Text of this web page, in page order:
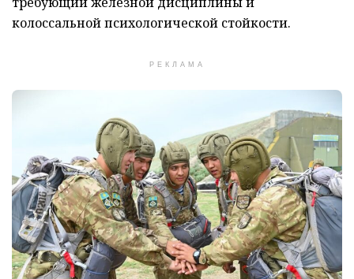
колоссальной психологической стойкости.
РЕКЛАМА